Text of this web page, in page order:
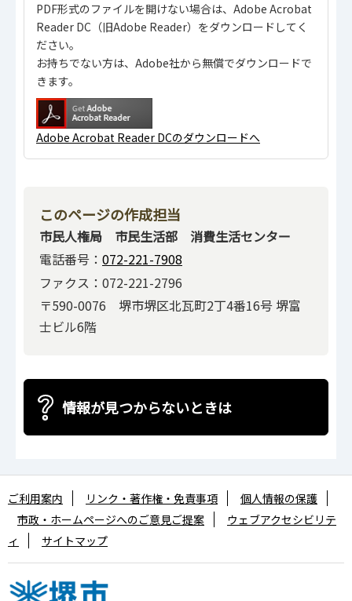
PDF形式のファイルを開けない場合は、Adobe Acrobat
Reader DC（旧Adobe Reader）をダウンロードしてく
ださい。
お持ちでない方は、Adobe社から無償でダウンロードで
きます。
Adobe Acrobat Reader DCのダウンロードへ
このページの作成担当
市民人権局 市民生活部 消費生活センター
電話番号： 072-221-7908
ファクス：072-221-2796
〒590-0076 堺市堺区北瓦町2丁4番16号 堺富
士ビル6階
情報が見つからないときは
ご利用案内 リンク・著作権・免責事項
個人情報の保護
市政・ホームページへのご意見ご提案
ウェブアクセシビリテ
ィ
サイトマップ